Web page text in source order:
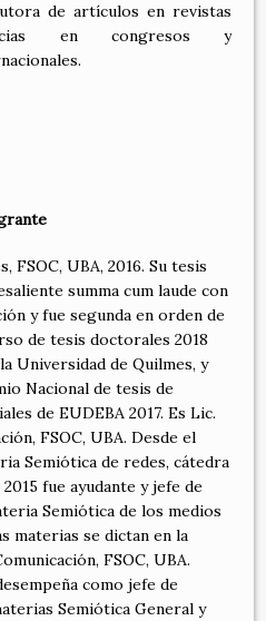
de artículos en revistas
en congresos y
FSOC, UBA, 2016. Su tesis
summa cum laude con
y fue segunda en orden de
de tesis doctorales 2018
Universidad de Quilmes, y
Nacional de tesis de
de EUDEBA 2017. Es Lic.
FSOC, UBA. Desde el
Semiótica de redes, cátedra
fue ayudante y jefe de
Semiótica de los medios
materias se dictan en la
FSOC, UBA.
como jefe de
Semiótica General y